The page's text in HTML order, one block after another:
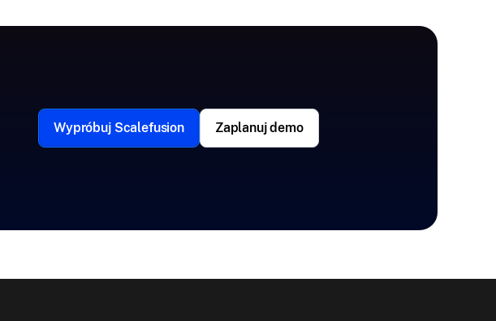
Wypróbuj Scalefusion Zaplanuj demo